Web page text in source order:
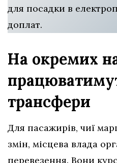
для посадки в
доплат.
На окремих
трансфери
Для пасажирів, чиї
змін, місцева влада
перевезення. Вони